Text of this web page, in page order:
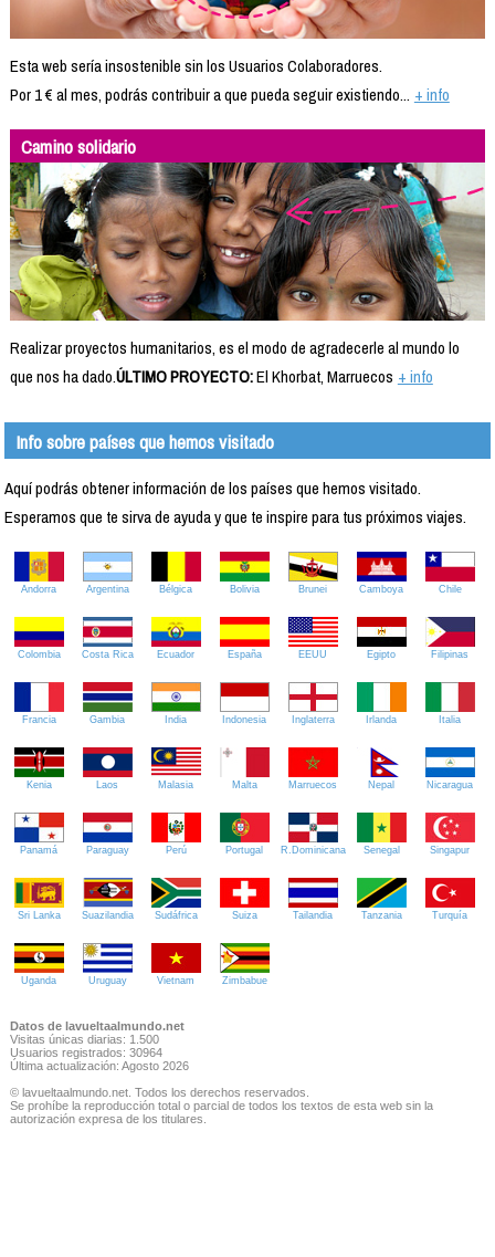
Esta web sería insostenible sin los Usuarios Colaboradores.
Por 1 € al mes, podrás contribuir a que pueda seguir existiendo... + info
Camino solidario
Realizar proyectos humanitarios, es el modo de agradecerle al mundo lo
que nos ha dado.ÚLTIMO PROYECTO:El Khorbat, Marruecos + info
Info sobre países que hemos visitado
Aquí podrás obtener información de los países que hemos visitado.
Esperamos que te sirva de ayuda y que te inspire para tus próximos viajes.
Andorra Argentina Bélgica Bolivia Brunei Camboya Chile
Colombia Costa Rica Ecuador España EEUU Egipto Filipinas
Francia Gambia India Indonesia Inglaterra Irlanda Italia
Kenia Laos Malasia Malta Marruecos Nepal Nicaragua
Panamá Paraguay Perú Portugal R.Dominicana Senegal Singapur
Sri Lanka Suazilandia Sudáfrica Suiza Tailandia Tanzania Turquía
Uganda Uruguay Vietnam Zimbabue
Datos de lavueltaalmundo.net
Visitas únicas diarias: 1.500
Usuarios registrados: 30964
Última actualización: Agosto 2026
© lavueltaalmundo.net. Todos los derechos reservados.
Se prohíbe la reproducción total o parcial de todos los textos de esta web sin la
autorización expresa de los titulares.